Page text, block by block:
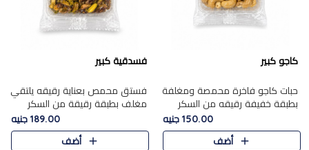
كاجو كبير
حبات كاجو فاخرة محمصة ومغلفة
بطبقة خفيفة رقيقه من السكر
المكرمل، تجمع بين توازن النعومة
زبدية غنية فاخرة والقرمشة
المرضية في حلوى شرقية بطاب..
150.00 جنيه
أضف
فسدقية كبير
فستق محمص بعناية رقيقه يلتقي
مغلف بطبقة رقيقة من السكر
المكرمل، ليقدم مذاقًا فاخرًا حلوي
شرقية فاخرة ونكهة غنية ناتي تميز
كل قطعة و قوام هش
189.00 جنيه
أضف